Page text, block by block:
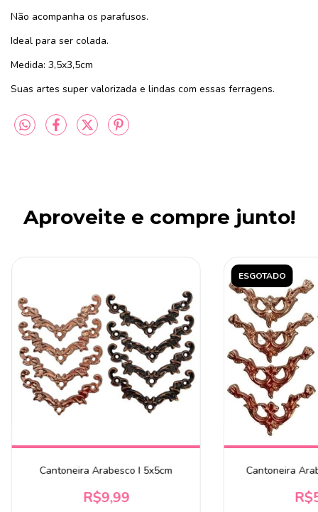
Não acompanha os parafusos.
Ideal para ser colada.
Medida: 3,5x3,5cm
Suas artes super valorizada e lindas com essas ferragens.
Aproveite e compre junto!
Cantoneira Arabesco I 5x5cm
R$9,99
ESGOTADO
Cantoneira